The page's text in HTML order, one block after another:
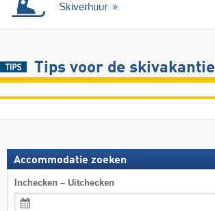
Skiverhuur
Tips voor de skivakantie
Accommodatie zoeken
Inchecken – Uitchecken